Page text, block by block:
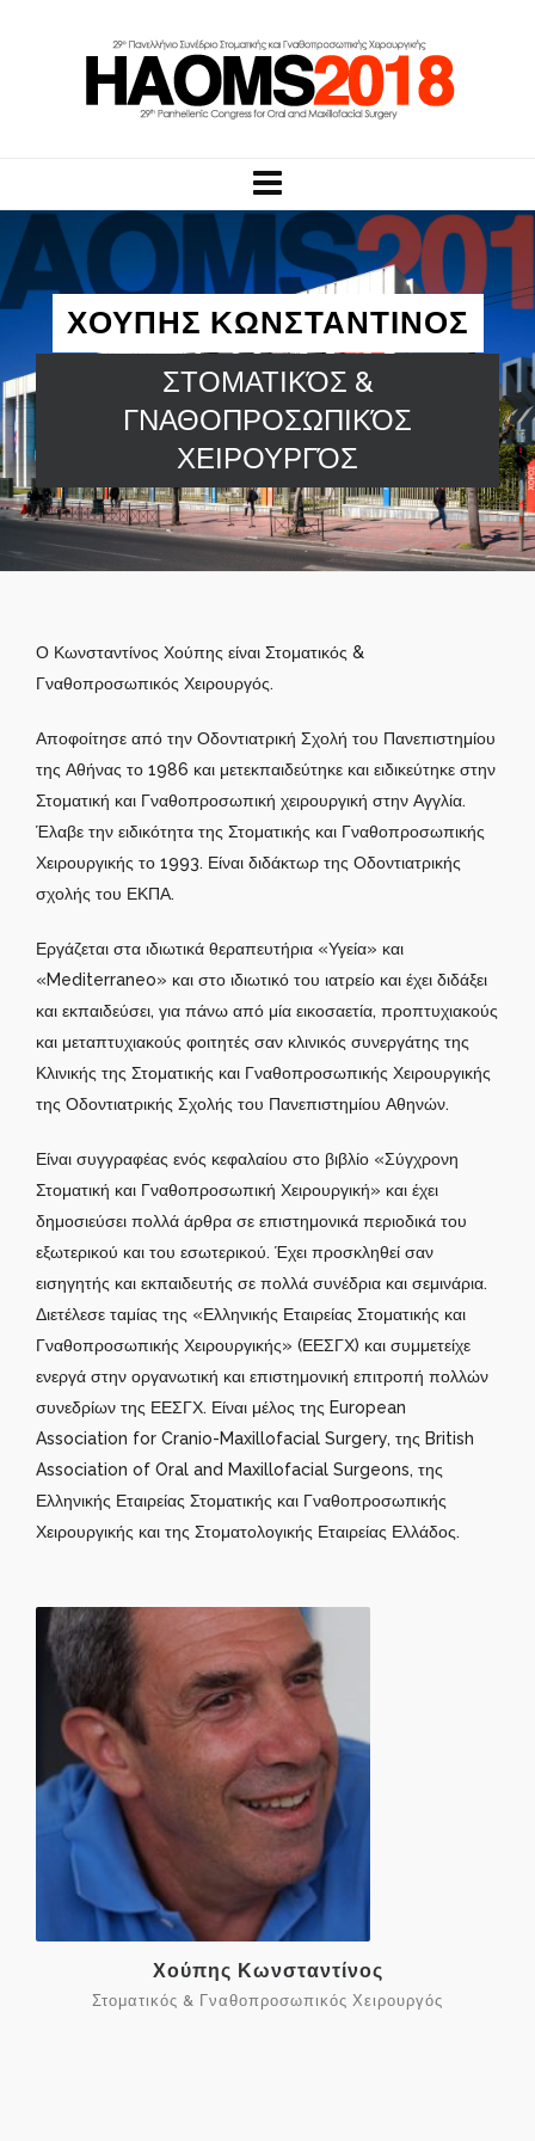
ΧΟΥΠΗΣ ΚΩΝΣΤΑΝΤΙΝΟΣ
ΣΤΟΜΑΤΙΚΌΣ &
ΓΝΑΘΟΠΡΟΣΩΠΙΚΌΣ
ΧΕΙΡΟΥΡΓΌΣ
Ο Κωνσταντίνος Χούπης είναι Στοματικός &
Γναθοπροσωπικός Χειρουργός.
Αποφοίτησε από την Οδοντιατρική Σχολή του Πανεπιστημίου
της Αθήνας το 1986 και μετεκπαιδεύτηκε και ειδικεύτηκε στην
Στοματική και Γναθοπροσωπική χειρουργική στην Αγγλία.
Έλαβε την ειδικότητα της Στοματικής και Γναθοπροσωπικής
Χειρουργικής το 1993. Είναι διδάκτωρ της Οδοντιατρικής
σχολής του ΕΚΠΑ.
Εργάζεται στα ιδιωτικά θεραπευτήρια «Υγεία» και
«Mediterraneo» και στο ιδιωτικό του ιατρείο και έχει διδάξει
και εκπαιδεύσει, για πάνω από μία εικοσαετία, προπτυχιακούς
και μεταπτυχιακούς φοιτητές σαν κλινικός συνεργάτης της
Κλινικής της Στοματικής και Γναθοπροσωπικής Χειρουργικής
της Οδοντιατρικής Σχολής του Πανεπιστημίου Αθηνών.
Είναι συγγραφέας ενός κεφαλαίου στο βιβλίο «Σύγχρονη
Στοματική και Γναθοπροσωπική Χειρουργική» και έχει
δημοσιεύσει πολλά άρθρα σε επιστημονικά περιοδικά του
εξωτερικού και του εσωτερικού. Έχει προσκληθεί σαν
εισηγητής και εκπαιδευτής σε πολλά συνέδρια και σεμινάρια.
Διετέλεσε ταμίας της «Ελληνικής Εταιρείας Στοματικής και
Γναθοπροσωπικής Χειρουργικής» (ΕΕΣΓΧ) και συμμετείχε
ενεργά στην οργανωτική και επιστημονική επιτροπή πολλών
συνεδρίων της ΕΕΣΓΧ. Είναι μέλος της European
Association for Cranio-Maxillofacial Surgery, της British
Association of Oral and Maxillofacial Surgeons, της
Ελληνικής Εταιρείας Στοματικής και Γναθοπροσωπικής
Χειρουργικής και της Στοματολογικής Εταιρείας Ελλάδος.
Χούπης Κωνσταντίνος
Στοματικός & Γναθοπροσωπικός Χειρουργός